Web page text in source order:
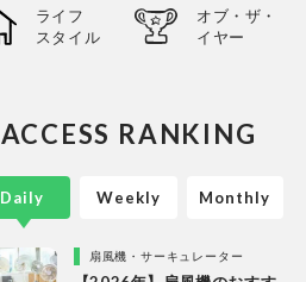
ライフ
スタイル
オブ・ザ・
イヤー
ACCESS RANKING
Daily
扇風機・サーキュレーター
Weekly Monthly